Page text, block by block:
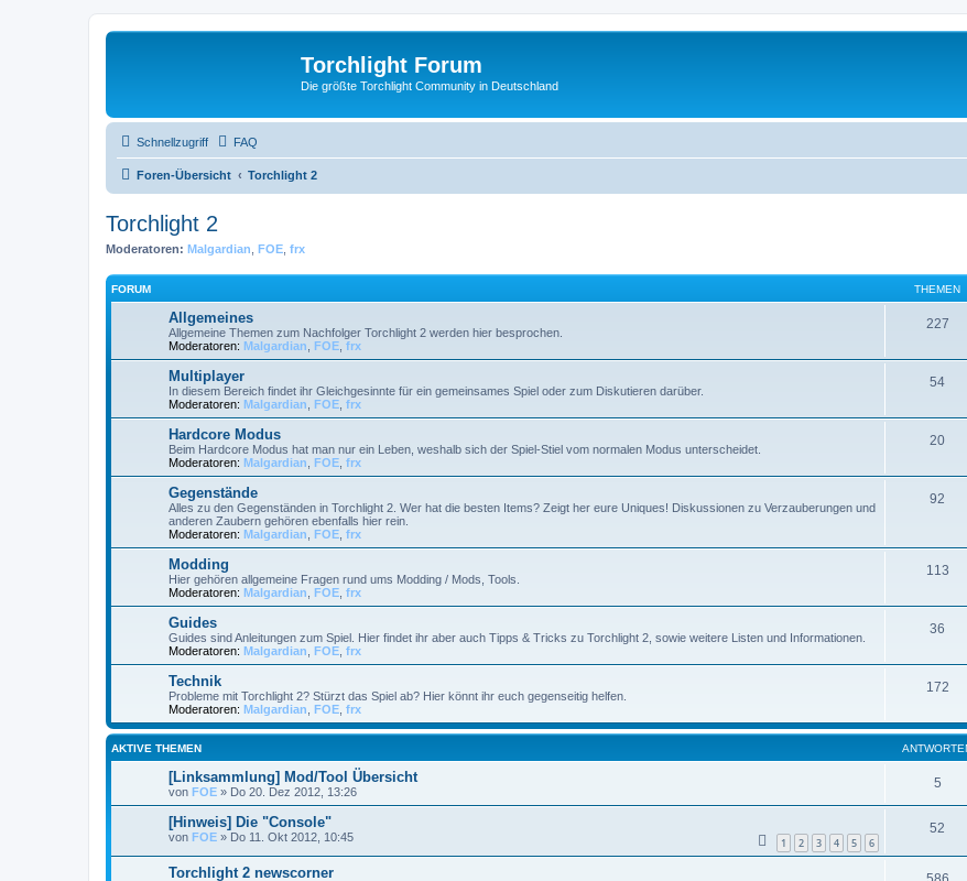
Torchlight Forum
Die größte Torchlight Community in Deutschland
Schnellzugriff FAQ
Foren-Übersicht Torchlight 2
Torchlight 2
Moderatoren: Malgardian FOE frx
FORUM THEMEN
Allgemeines
Allgemeine Themen zum Nachfolger Torchlight 2 werden hier besprochen.
Moderatoren: Malgardian FOE frx
227
Multiplayer
In diesem Bereich findet ihr Gleichgesinnte für ein gemeinsames Spiel oder zum Diskutieren darüber.
Moderatoren: Malgardian FOE frx
54
Hardcore Modus
Beim Hardcore Modus hat man nur ein Leben, weshalb sich der Spiel-Stiel vom normalen Modus unterscheidet.
Moderatoren: Malgardian FOE frx
20
Gegenstände
Alles zu den Gegenständen in Torchlight 2. Wer hat die besten Items? Zeigt her eure Uniques! Diskussionen zu Verzauberungen und
anderen Zaubern gehören ebenfalls hier rein.
Moderatoren: Malgardian FOE frx
92
Modding
Hier gehören allgemeine Fragen rund ums Modding / Mods, Tools.
Moderatoren: Malgardian FOE frx
113
Guides
Guides sind Anleitungen zum Spiel. Hier findet ihr aber auch Tipps & Tricks zu Torchlight 2, sowie weitere Listen und Informationen.
Moderatoren: Malgardian FOE frx
36
Technik
Probleme mit Torchlight 2? Stürzt das Spiel ab? Hier könnt ihr euch gegenseitig helfen.
Moderatoren: Malgardian FOE frx
172
AKTIVE THEMEN
[Linksammlung] Mod/Tool Übersicht
von FOE » Do 20. Dez 2012, 13:26
5
[Hinweis] Die "Console"
von FOE » Do 11. Okt 2012, 10:45 1 2 3 4 5 6
52
Torchlight 2 newscorner